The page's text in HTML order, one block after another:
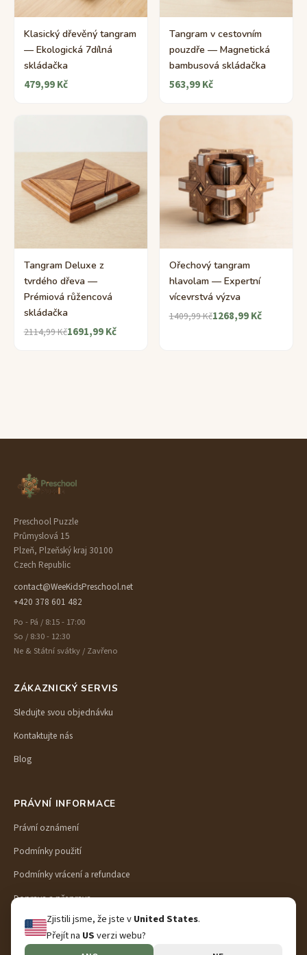
Zjistili jsme, že jste vUnited States.
Přejít na USverzi webu?
Klasický dřevěný tangram
— Ekologická 7dílná
skládačka
479,99 Kč
Tangram v cestovním
pouzdře — Magnetická
bambusová skládačka
563,99 Kč
Tangram Deluxe z
tvrdého dřeva —
Prémiová růžencová
skládačka
2114,99 Kč1691,99 Kč
Ořechový tangram
hlavolam — Expertní
vícevrstvá výzva
1409,99 Kč1268,99 Kč
Preschool Puzzle
Průmyslová 15
Plzeň, Plzeňský kraj 30100
Czech Republic
contact@WeeKidsPreschool.net
+420 378 601 482
Po - Pá / 8:15 - 17:00
So / 8:30 - 12:30
Ne & Státní svátky / Zavřeno
ZÁKAZNICKÝ SERVIS
Sledujte svou objednávku
Kontaktujte nás
Blog
PRÁVNÍ INFORMACE
Právní oznámení
Podmínky použití
Podmínky vrácení a refundace
Doprava a přeprava
Zásady ochrany osobních údajů